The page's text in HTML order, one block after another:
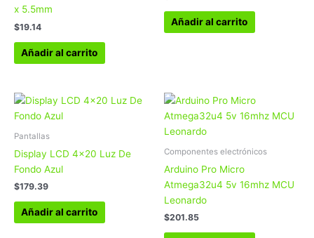
x 5.5mm
$19.14
Añadir al carrito
Añadir al carrito
Pantallas
Display LCD 4×20 Luz De
Fondo Azul
$179.39
Añadir al carrito
Componentes electrónicos
Arduino Pro Micro
Atmega32u4 5v 16mhz MCU
Leonardo
$201.85